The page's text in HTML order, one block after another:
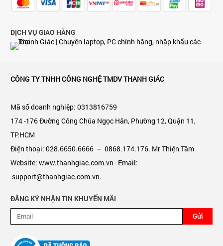
DỊCH VỤ GIAO HÀNG
CÔNG TY TNHH CÔNG NGHỆ TMDV THANH GIÁC
Mã số doanh nghiệp: 0313816759
174 -176 Đường Công Chúa Ngọc Hân, Phường 12, Quận 11,
TP.HCM
Điện thoại: 028.6650.6666 – 0868.174.176. Mr Thiện Tâm
Website: www.thanhgiac.com.vn Email:
support@thanhgiac.com.vn.
ĐĂNG KÝ NHẬN TIN KHUYẾN MÃI
Gửi